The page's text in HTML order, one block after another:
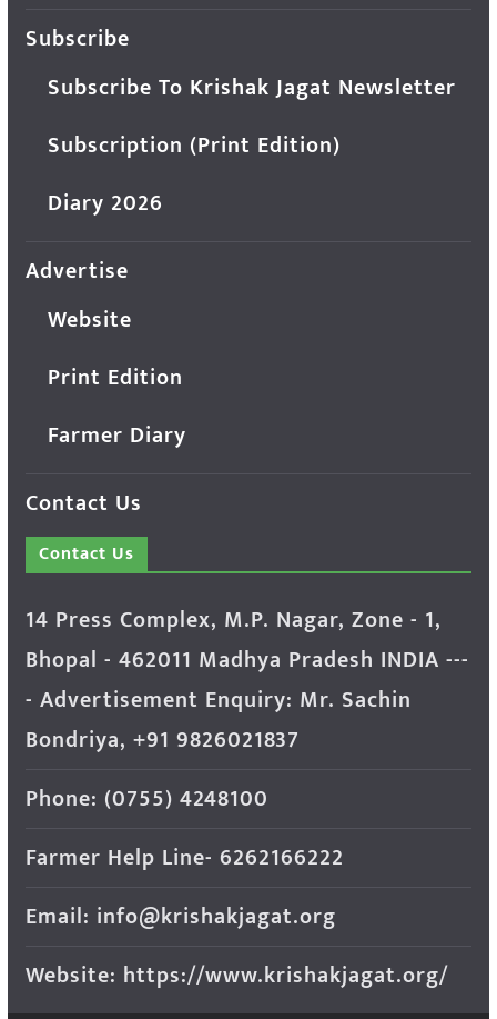
Subscribe
Subscribe To Krishak Jagat Newsletter
Subscription (Print Edition)
Diary 2026
Advertise
Website
Print Edition
Farmer Diary
Contact Us
Contact Us
14 Press Complex, M.P. Nagar, Zone - 1,
Bhopal - 462011 Madhya Pradesh INDIA ---
- Advertisement Enquiry: Mr. Sachin
Bondriya, +91 9826021837
Phone: (0755) 4248100
Farmer Help Line- 6262166222
Email: info@krishakjagat.org
Website: https://www.krishakjagat.org/